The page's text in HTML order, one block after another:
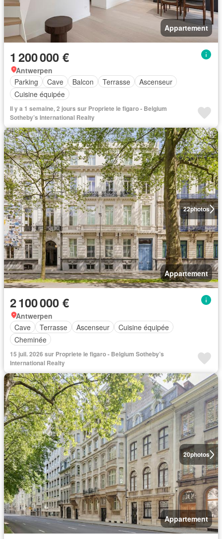
Appartement
1 200 000 €
Antwerpen
Parking
Cave Balcon Terrasse
Ascenseur
Cuisine équipée
Il y a 1 semaine, 2 jours sur Propriete le figaro - Belgium
Sotheby’s International Realty
22photos
Appartement
2 100 000 €
Antwerpen
Cave
Terrasse Ascenseur
Cuisine équipée
Cheminée
15 juil. 2026 sur Propriete le figaro - Belgium Sotheby’s
International Realty
20photos
Appartement